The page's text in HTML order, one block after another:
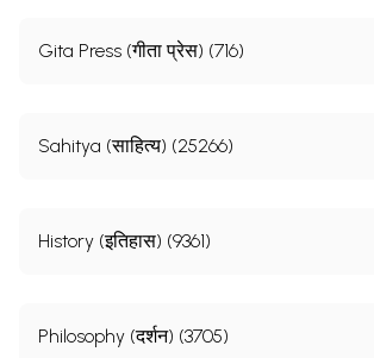
Gita Press (गीता प्रेस) (716)
Sahitya (साहित्य) (25266)
History (इतिहास) (9361)
Philosophy (दर्शन) (3705)